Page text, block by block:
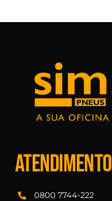
Atendimento
0800 7744-222